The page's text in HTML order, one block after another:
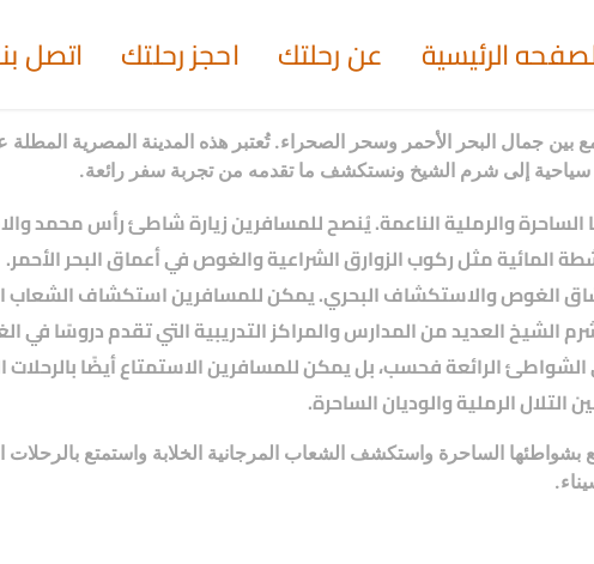
الرئيسية عن رحلتك احجز رحلتك اتصل
البحر الأحمر وسحر الصحراء. تُعتبر هذه المدينة المصرية المطلة
سياحية إلى شرم الشيخ ونستكشف ما تقدمه من تجربة سفر رائعة.
والرملية الناعمة. يُنصح للمسافرين زيارة شاطئ رأس محمد
المائية مثل ركوب الزوارق الشراعية والغوص في أعماق البحر الأحمر.
والاستكشاف البحري. يمكن للمسافرين استكشاف الشعاب
الشيخ العديد من المدارس والمراكز التدريبية التي تقدم دروسًا في
الشواطئ الرائعة فحسب، بل يمكن للمسافرين الاستمتاع أيضًا
الرملية والوديان الساحرة.
الساحرة واستكشف الشعاب المرجانية الخلابة واستمتع